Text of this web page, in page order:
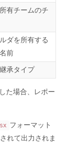
有チームのチ
ダを所有する
前
承タイプ
た場合、レポー
フォーマット
れて出力されま